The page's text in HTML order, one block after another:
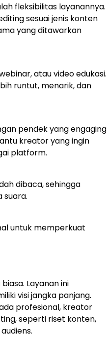
fleksibilitas layanannya.
sesuai jenis konten
yang ditawarkan
atau video edukasi.
runtut, menarik, dan
pendek yang engaging
kreator yang ingin
platform.
dibaca, sehingga
suara.
untuk memperkuat
Layanan ini
visi jangka panjang.
profesional, kreator
seperti riset konten,